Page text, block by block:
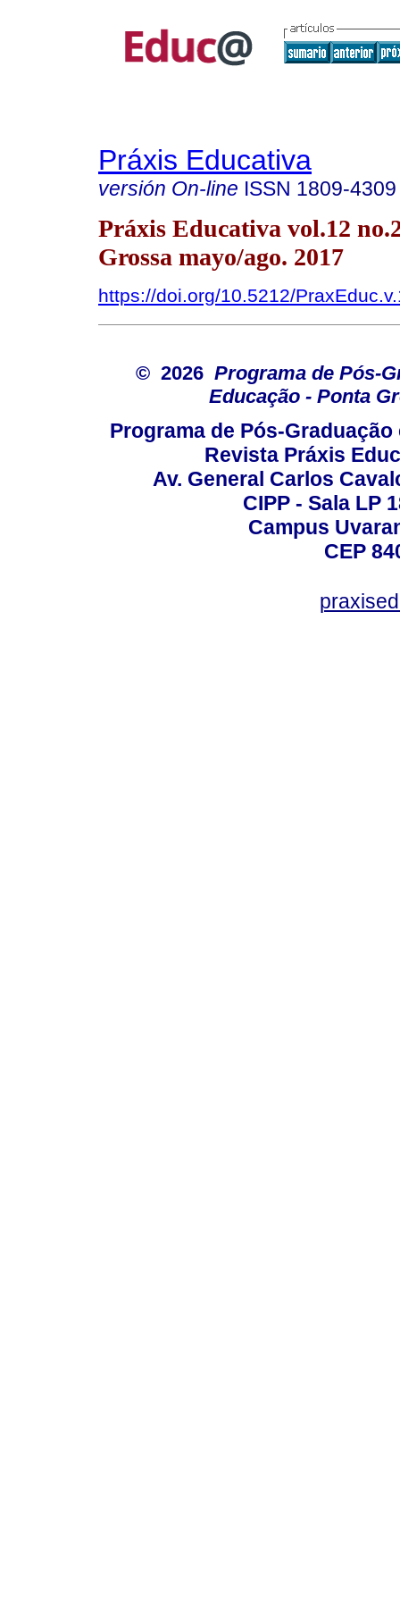
Práxis Educativa
versión On-line ISSN 1809-4309
Práxis Educativa vol.12
Grossa mayo/ago. 2017
https://doi.org/10.5212/
© 2026 Programa de Pós-
Educação - Ponta
Programa de Pós-Graduação
Revista Práxis
Av. General Carlos
CIPP - Sala LP
Campus
CEP